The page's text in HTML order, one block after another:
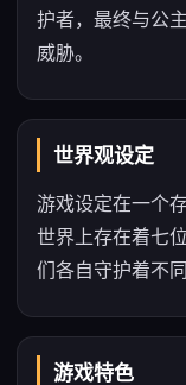
护者，最终与公
威胁。
世界观设定
游戏设定在一个
世界上存在着七
们各自守护着不
游戏特色